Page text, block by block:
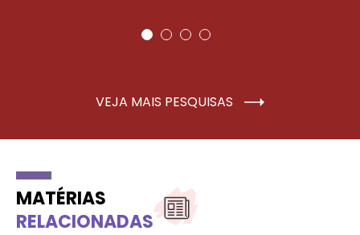
VEJA MAIS PESQUISAS
MATÉRIAS
RELACIONADAS